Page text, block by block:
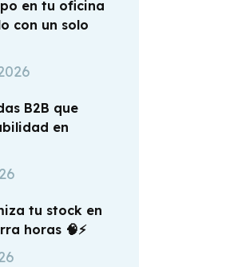
De Empresa
en tu oficina
con un solo
B2B que
en
tu stock en
horas 🧠⚡